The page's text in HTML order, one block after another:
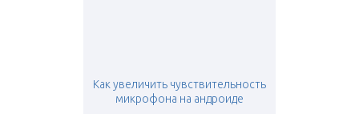
Как увеличить чувствительность
микрофона на андроиде